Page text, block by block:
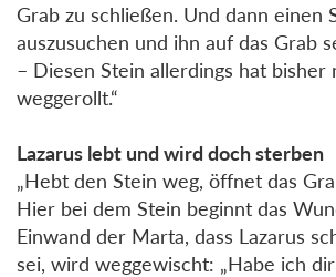
Grab zu schließen. Und dann einen
auszusuchen und ihn auf das Grab
– Diesen Stein allerdings hat bisher
weggerollt.“
Lazarus lebt und wird doch sterben
„Hebt den Stein weg, öffnet das
Hier bei dem Stein beginnt das
Einwand der Marta, dass Lazarus
sei, wird weggewischt: „Habe ich